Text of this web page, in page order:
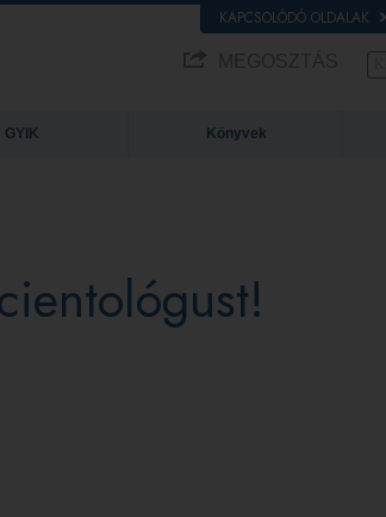
KAPCSOLÓDÓ OLDALAK
GYIK Könyvek